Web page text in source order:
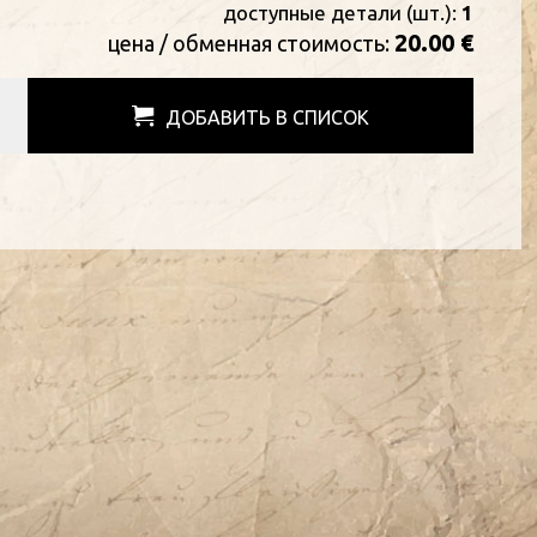
доступные детали (шт.): 1
цена / oбменная стоимость: 20.00 €
ДОБАВИТЬ В СПИСОК